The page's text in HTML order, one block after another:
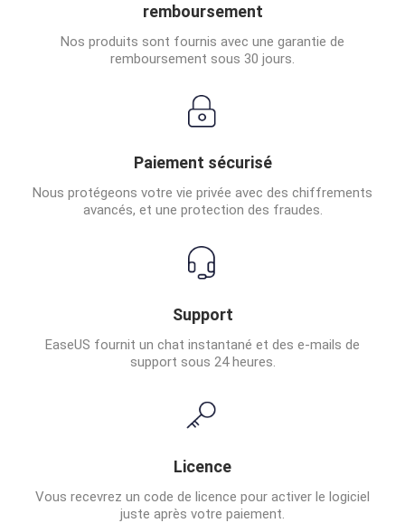
remboursement
Nos produits sont fournis avec une garantie de
remboursement sous 30 jours.
Paiement sécurisé
Nous protégeons votre vie privée avec des chiffrements
avancés, et une protection des fraudes.
Support
EaseUS fournit un chat instantané et des e-mails de
support sous 24 heures.
Licence
Vous recevrez un code de licence pour activer le logiciel
juste après votre paiement.